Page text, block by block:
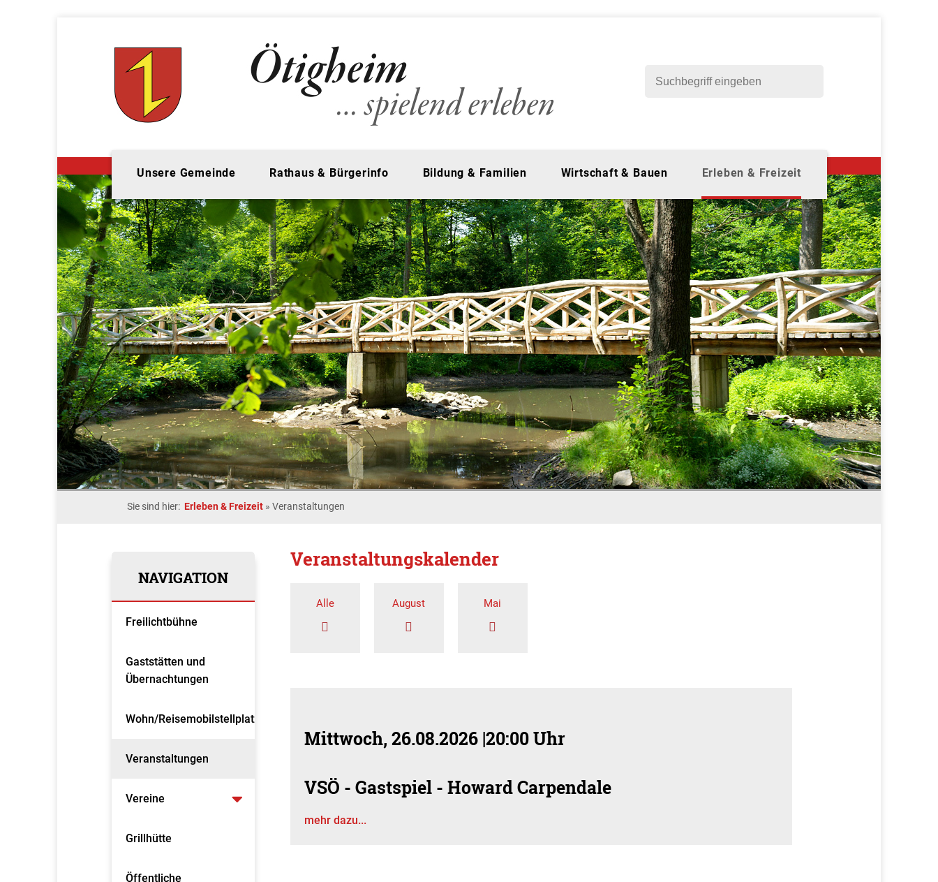
Unsere Gemeinde Rathaus & Bürgerinfo Bildung & Familien Wirtschaft & Bauen Erleben & Freizeit
Sie sind hier: Erleben & Freizeit » Veranstaltungen
NAVIGATION
Freilichtbühne
Gaststätten und
Übernachtungen
Wohn/Reisemobilstellplatz
Veranstaltungen
Vereine
Grillhütte
Öffentliche
Veranstaltungskalender
Alle August Mai
Mittwoch, 26.08.2026 |20:00 Uhr
VSÖ - Gastspiel - Howard Carpendale
mehr dazu...